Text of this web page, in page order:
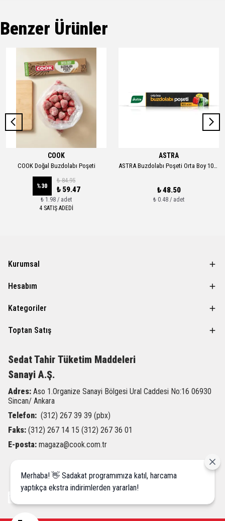
Benzer Ürünler
COOK
COOK Doğal Buzdolabı Poşeti
%30
₺ 84.95
₺ 59.47
₺ 1.98 / adet
4 SATIŞ ADEDİ
ASTRA
ASTRA Buzdolabı Poşeti Orta Boy 100 Adet
₺ 48.50
₺ 0.48 / adet
Kurumsal
Hesabım
Kategoriler
Toptan Satış
Sedat Tahir Tüketim Maddeleri
Sanayi A.Ş.
Adres: Aso 1.Organize Sanayi Bölgesi Ural Caddesi No:16 06930
Sincan/ Ankara
Telefon: (312) 267 39 39 (pbx)
Faks: (312) 267 14 15 (312) 267 36 01
E-posta: magaza@cook.com.tr
Merhaba! 👋 Sadakat programımıza katıl, harcama
yaptıkça ekstra indirimlerden yararlan!